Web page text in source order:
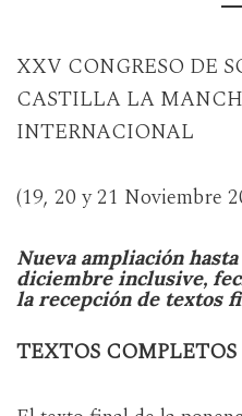
XXV CONGRESO DE
CASTILLA LA
INTERNACIONAL
(19, 20 y 21 Noviembre
Nueva ampliación
diciembre inclusive,
la recepción de textos
TEXTOS COMPLETOS